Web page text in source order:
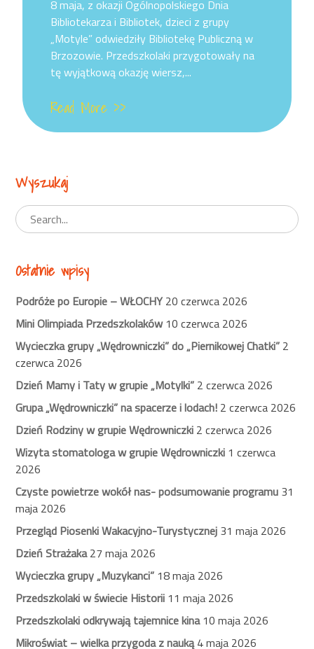
on
8 maja, z okazji Ogólnopolskiego Dnia
Bibliotekarza i Bibliotek, dzieci z grupy
„Motyle” odwiedziły Bibliotekę Publiczną w
Brzozowie. Przedszkolaki przygotowały na
tę wyjątkową okazję wiersz,...
Read More >>
Wyszukaj
Ostatnie wpisy
Podróże po Europie – WŁOCHY20 czerwca 2026
Mini Olimpiada Przedszkolaków10 czerwca 2026
Wycieczka grupy „Wędrowniczki” do „Piernikowej Chatki” 2
czerwca 2026
Dzień Mamy i Taty w grupie „Motylki” 2 czerwca 2026
Grupa „Wędrowniczki” na spacerze i lodach! 2 czerwca 2026
Dzień Rodziny w grupie Wędrowniczki 2 czerwca 2026
Wizyta stomatologa w grupie Wędrowniczki 1 czerwca
2026
Czyste powietrze wokół nas- podsumowanie programu 31
maja 2026
Przegląd Piosenki Wakacyjno-Turystycznej 31 maja 2026
Dzień Strażaka27 maja 2026
Wycieczka grupy „Muzykanci” 18 maja 2026
Przedszkolaki w świecie Historii 11 maja 2026
Przedszkolaki odkrywają tajemnice kina10 maja 2026
Mikroświat – wielka przygoda z nauką4 maja 2026